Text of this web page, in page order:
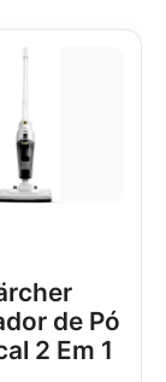
de Pó
2 Em 1